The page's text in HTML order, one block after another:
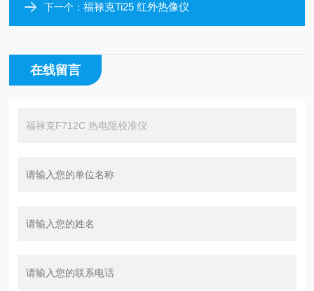
下一个：福禄克Ti25 红外热像仪
在线留言